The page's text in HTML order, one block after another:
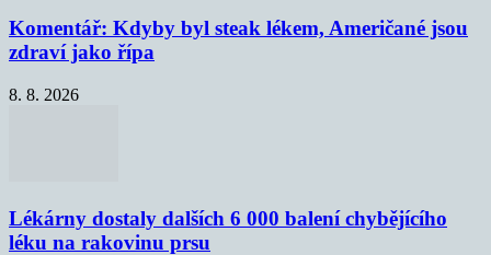
Komentář: Kdyby byl steak lékem, Američané jsou
zdraví jako řípa
8. 8. 2026
Lékárny dostaly dalších 6 000 balení chybějícího
léku na rakovinu prsu